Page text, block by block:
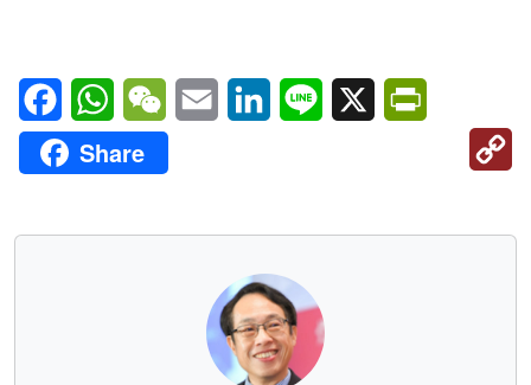
FacebookWhatsAppWeChatEmail LinkedInLine X
Share